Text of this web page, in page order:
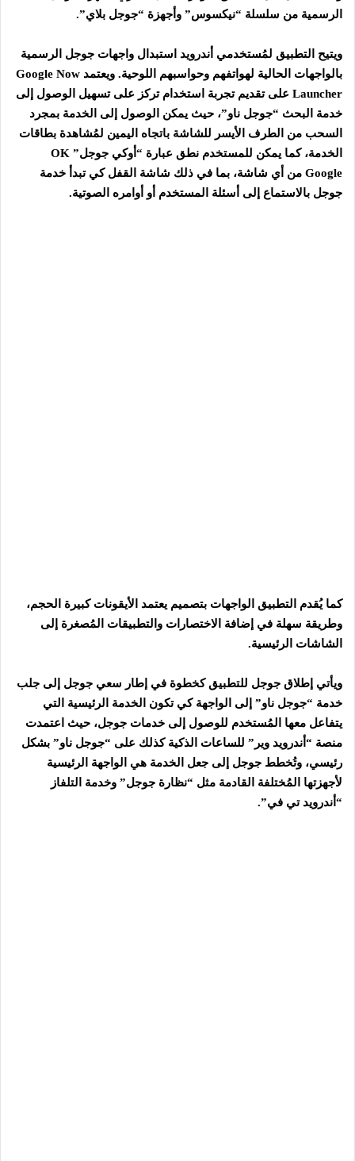
الرسمية من سلسلة “نيكسوس” وأجهزة “جوجل بلاي”.
ويتيح التطبيق لمُستخدمي أندرويد استبدال واجهات جوجل الرسمية
بالواجهات الحالية لهواتفهم وحواسبهم اللوحية. ويعتمد Google Now
Launcher على تقديم تجربة استخدام تركز على تسهيل الوصول إلى
خدمة البحث “جوجل ناو”، حيث يمكن الوصول إلى الخدمة بمجرد
السحب من الطرف الأيسر للشاشة باتجاه اليمين لمُشاهدة بطاقات
الخدمة، كما يمكن للمستخدم نطق عبارة “أوكي جوجل” OK
Google من أي شاشة، بما في ذلك شاشة القفل كي تبدأ خدمة
جوجل بالاستماع إلى أسئلة المستخدم أو أوامره الصوتية.
كما يُقدم التطبيق الواجهات بتصميم يعتمد الأيقونات كبيرة الحجم،
وطريقة سهلة في إضافة الاختصارات والتطبيقات المُصغرة إلى
الشاشات الرئيسية.
ويأتي إطلاق جوجل للتطبيق كخطوة في إطار سعي جوجل إلى جلب
خدمة “جوجل ناو” إلى الواجهة كي تكون الخدمة الرئيسية التي
يتفاعل معها المُستخدم للوصول إلى خدمات جوجل، حيث اعتمدت
منصة “أندرويد وير” للساعات الذكية كذلك على “جوجل ناو” بشكل
رئيسي، وتُخطط جوجل إلى جعل الخدمة هي الواجهة الرئيسية
لأجهزتها المُختلفة القادمة مثل “نظارة جوجل” وخدمة التلفاز
“أندرويد تي في”.